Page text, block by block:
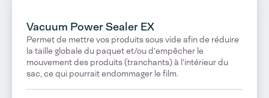
Vacuum Power Sealer EX
Permet de mettre vos produits sous vide afin de réduire
la taille globale du paquet et/ou d'empêcher le
mouvement des produits (tranchants) à l'intérieur du
sac, ce qui pourrait endommager le film.